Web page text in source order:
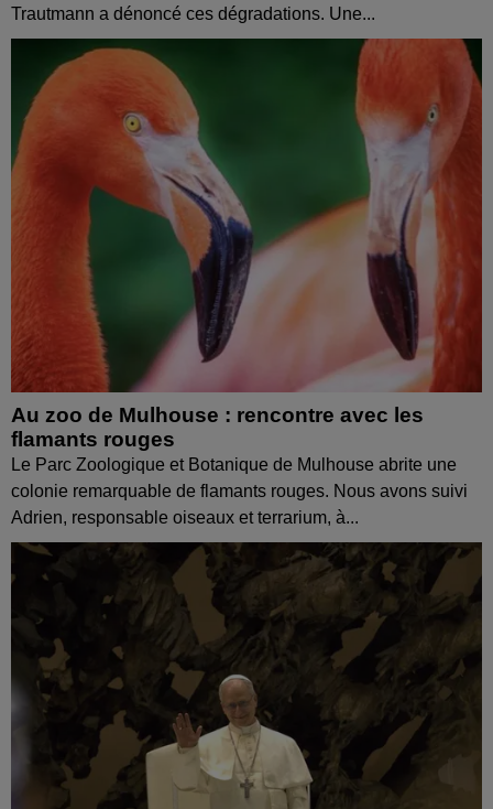
Trautmann a dénoncé ces dégradations. Une...
Au zoo de Mulhouse : rencontre avec les
flamants rouges
Le Parc Zoologique et Botanique de Mulhouse abrite une
colonie remarquable de flamants rouges. Nous avons suivi
Adrien, responsable oiseaux et terrarium, à...